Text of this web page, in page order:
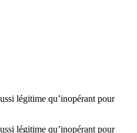
légitime qu’inopérant pour
légitime qu’inopérant pour